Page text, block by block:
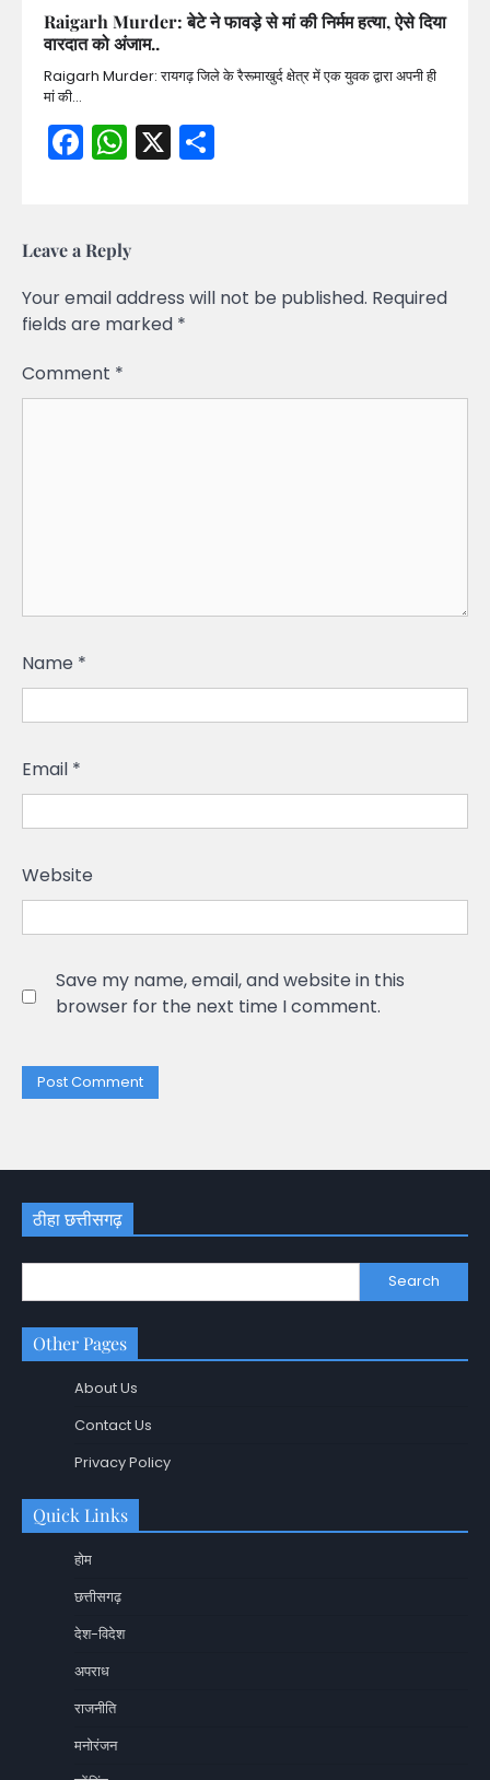
Raigarh Murder: बेटे ने फावड़े से मां की निर्मम हत्या, ऐसे दिया
वारदात को अंजाम..
Raigarh Murder: रायगढ़ जिले के रैरूमाखुर्द क्षेत्र में एक युवक द्वारा अपनी ही
मां की…
Facebook
WhatsApp
X
Leave a Reply
Your email address will not be published. Required
fields are marked *
Comment *
Name *
Email *
Website
Save my name, email, and website in this
browser for the next time I comment.
ठीहा छत्तीसगढ़
Search
Other Pages
About Us
Contact Us
Privacy Policy
Quick Links
होम
छत्तीसगढ़
देश-विदेश
अपराध
राजनीति
मनोरंजन